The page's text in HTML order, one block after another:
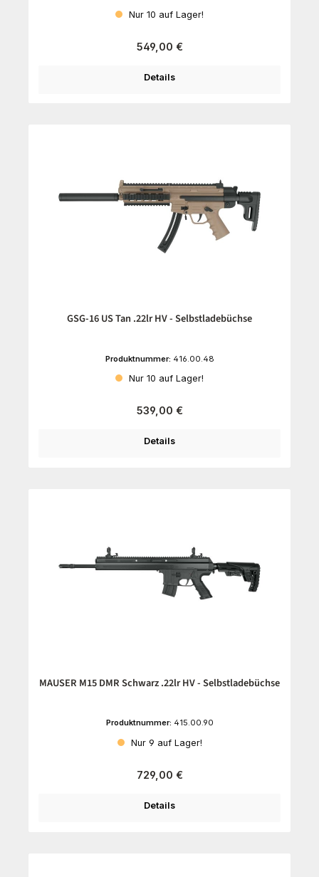
Nur 10 auf Lager!
Regulärer Preis:
549,00 €
Details
GSG-16 US Tan .22lr HV - Selbstladebüchse
Produktnummer: 416.00.48
Nur 10 auf Lager!
Regulärer Preis:
539,00 €
Details
MAUSER M15 DMR Schwarz .22lr HV - Selbstladebüchse
Produktnummer: 415.00.90
Nur 9 auf Lager!
Regulärer Preis:
729,00 €
Details